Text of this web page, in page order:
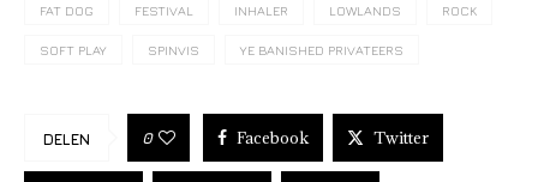
FAT DOG FESTIVAL INHALER LOWLANDS ROCK
SOFT PLAY SPINVIS YE BANISHED PRIVATEERS
DELEN 0 Facebook Twitter